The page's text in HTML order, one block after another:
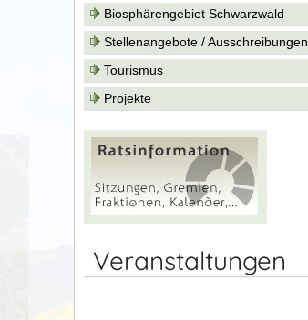
Biosphärengebiet Schwarzwald
Stellenangebote / Ausschreibungen
Tourismus
Projekte
Veranstaltungen